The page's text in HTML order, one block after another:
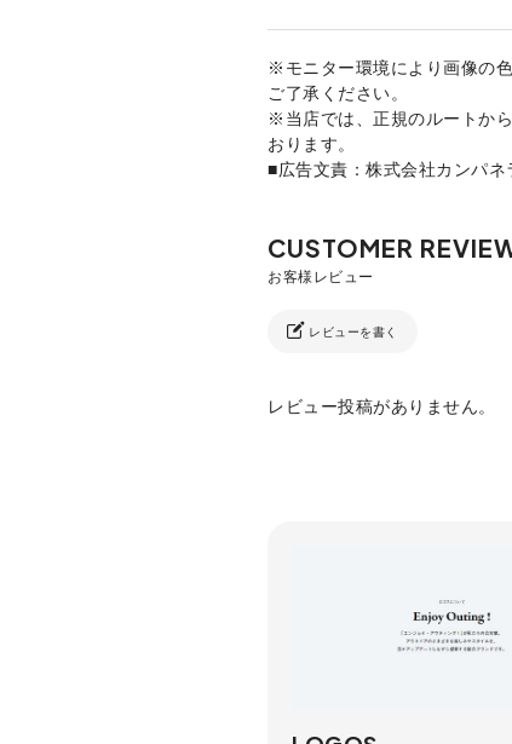
※モニター環境により画像の
ご了承ください。
※当店では、正規のルートか
おります。
■広告文責：株式会社カンパネ
レビューを書く
レビュー投稿がありません。